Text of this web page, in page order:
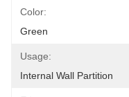
Color:
Green
Usage:
Internal Wall Partition